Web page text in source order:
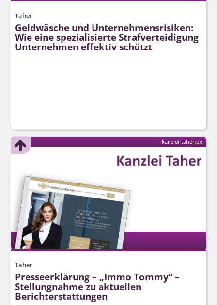
Taher
Geldwäsche und Unternehmensrisiken:
Wie eine spezialisierte Strafverteidigung
Unternehmen effektiv schützt
Taher
Presseerklärung – „Immo Tommy“ –
Stellungnahme zu aktuellen
Berichterstattungen
kanzlei-taher.de